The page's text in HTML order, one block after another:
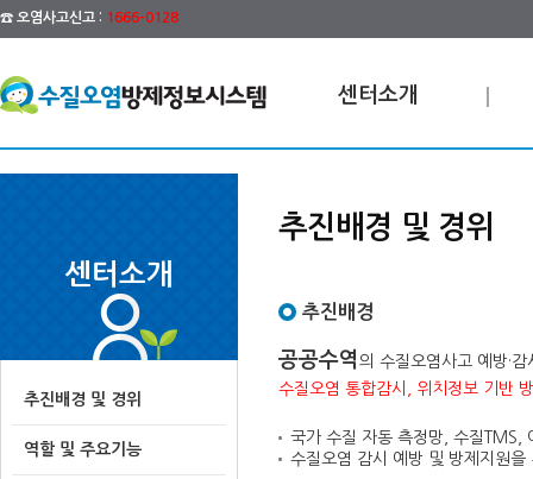
☎ 오염사고신고 : 1666-0128
센터소개
센터소개
추진배경 및 경위
역할 및 주요기능
추진배경 및 경위
추진배경
공공수역 의 수질오염사고 예방·
수질오염 통합감시, 위치정보 기반
국가 수질 자동 측정망, 수질TMS,
수질오염 감시 예방 및 방제지원을